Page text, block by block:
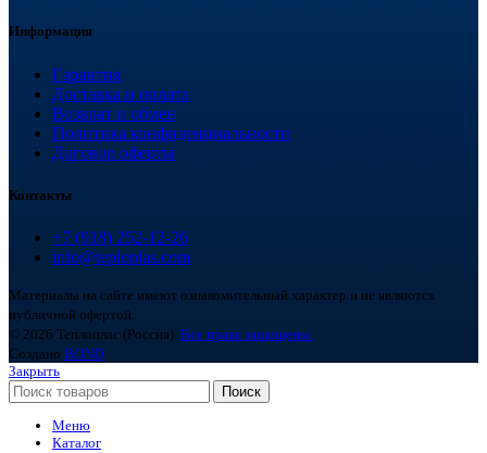
Информация
Гарантия
Доставка и оплата
Возврат и обмен
Политика конфиденциальности
Договор оферты
Контакты
+7 (918) 252-12-26
info@teploplas.com
Материалы на сайте имеют ознакомительный характер и не являются
публичной офертой.
© 2026 Теплоплас (Россия). Все права защищены.
Создано BOND
Закрыть
Поиск
Меню
Каталог